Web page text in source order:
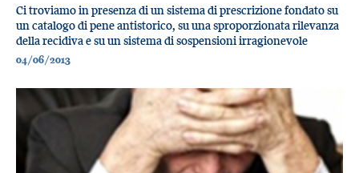
Ci troviamo in presenza di un sistema di prescrizione fondato su
un catalogo di pene antistorico, su una sproporzionata rilevanza
della recidiva e su un sistema di sospensioni irragionevole
04/06/2013